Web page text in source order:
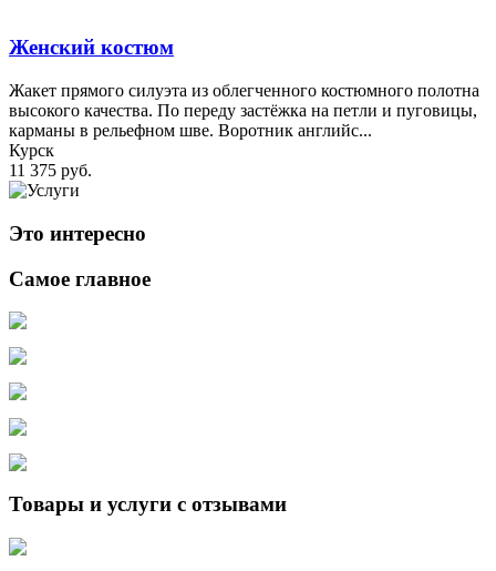
Женский костюм
Жакет прямого силуэта из облегченного костюмного полотна
высокого качества. По переду застёжка на петли и пуговицы,
карманы в рельефном шве. Воротник английс...
Курск
11 375 руб.
Это интересно
Самое главное
Товары и услуги с отзывами